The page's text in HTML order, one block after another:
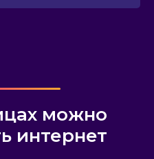
можно
интернет